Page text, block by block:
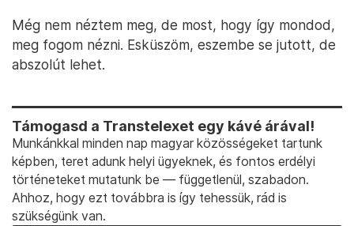
Még nem néztem meg, de most, hogy így mondod,
meg fogom nézni. Esküszöm, eszembe se jutott, de
abszolút lehet.
Támogasd a Transtelexet egy kávé árával!
Munkánkkal minden nap magyar közösségeket tartunk
képben, teret adunk helyi ügyeknek, és fontos erdélyi
történeteket mutatunk be — függetlenül, szabadon.
Ahhoz, hogy ezt továbbra is így tehessük, rád is
szükségünk van.